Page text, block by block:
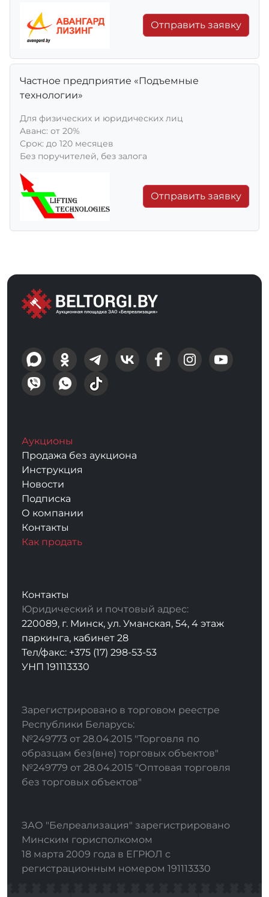
Отправить заявку
Частное предприятие «Подъемные
технологии»
Для физических и юридических лиц
Aванс: от 20%
Срок: до 120 месяцев
Без поручителей, без залога
Отправить заявку
Аукционы
Продажа без аукциона
Инструкция
Новости
Подписка
О компании
Контакты
Как продать
Контакты
Юридический и почтовый адрес:
220089, г. Минск, ул. Уманская, 54, 4 этаж
паркинга, кабинет 28
Тел/факс: +375 (17) 298-53-53
УНП 191113330
Зарегистрировано в торговом реестре
Республики Беларусь:
№249773 от 28.04.2015 "Торговля по
образцам без(вне) торговых объектов"
№249779 от 28.04.2015 "Оптовая торговля
без торговых объектов"
ЗАО "Белреализация" зарегистрировано
Минским горисполкомом
18 марта 2009 года в ЕГРЮЛ с
регистрационным номером 191113330